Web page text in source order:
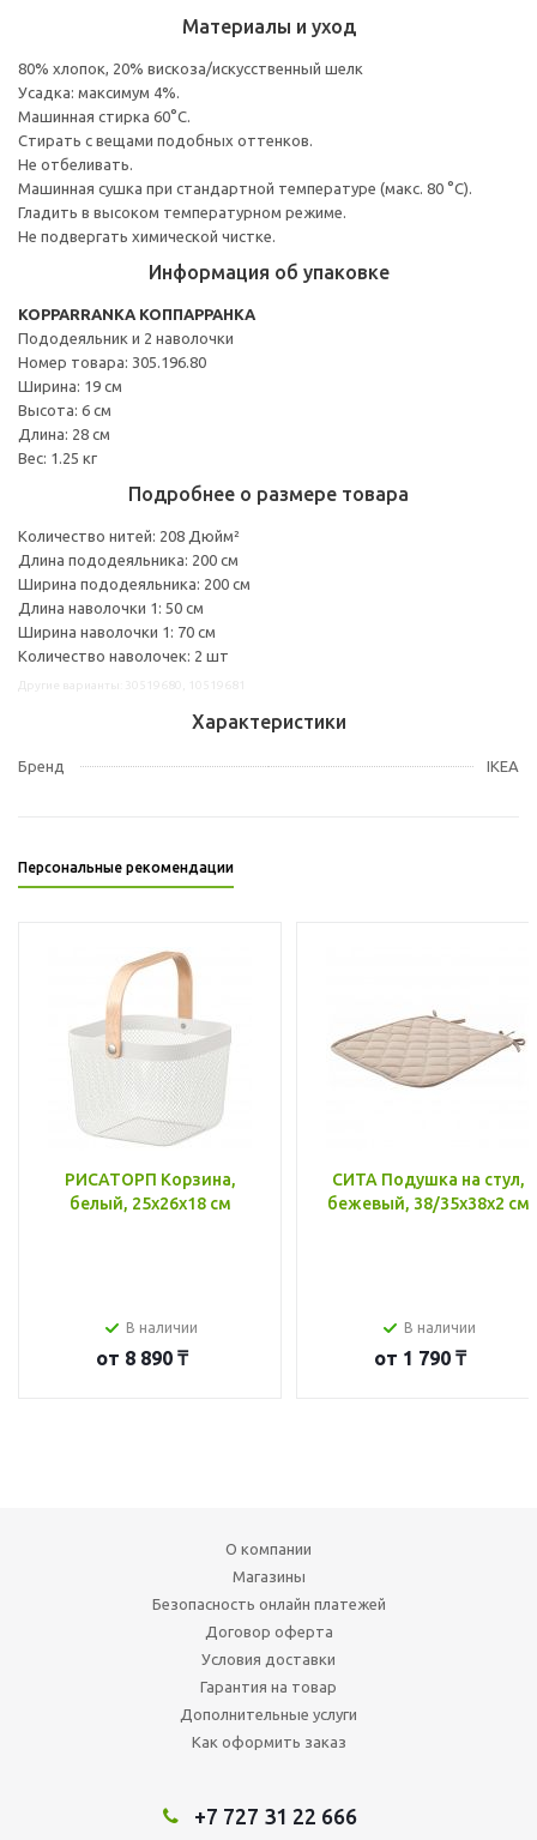
Материалы и уход
80% хлопок, 20% вискоза/искусственный шелк
Усадка: максимум 4%.
Машинная стирка 60°С.
Cтирать с вещами подобных оттенков.
Не отбеливать.
Машинная сушка при стандартной температуре (макс. 80 °C).
Гладить в высоком температурном режиме.
Не подвергать химической чистке.
Информация об упаковке
KOPPARRANKA КОППАРРАНКА
Пододеяльник и 2 наволочки
Номер товара: 305.196.80
Ширина: 19 см
Высота: 6 см
Длина: 28 см
Вес: 1.25 кг
Подробнее о размере товара
Количество нитей: 208 Дюйм²
Длина пододеяльника: 200 см
Ширина пододеяльника: 200 см
Длина наволочки 1: 50 см
Ширина наволочки 1: 70 см
Количество наволочек: 2 шт
Характеристики
Бренд IKEA
Персональные рекомендации
РИСАТОРП Корзина,
белый, 25x26x18 см
В наличии
от 8 890 ₸
СИТА Подушка на стул,
бежевый, 38/35x38x2 см
В наличии
от 1 790 ₸
О компании
Магазины
Безопасность онлайн платежей
Договор оферта
Условия доставки
Гарантия на товар
Дополнительные услуги
Как оформить заказ
+7 727 31 22 666